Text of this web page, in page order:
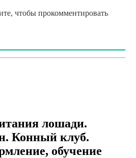
чтобы прокомментировать
лошади.
Конный клуб.
обучение